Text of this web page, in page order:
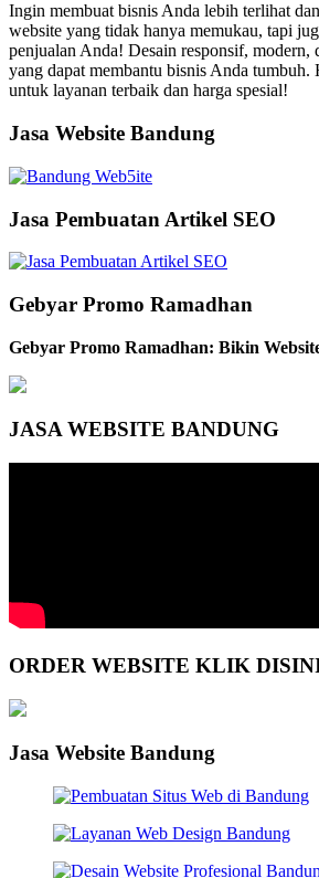
Ingin membuat bisnis Anda lebih terlihat
website yang tidak hanya memukau, tapi
penjualan Anda! Desain responsif, modern,
yang dapat membantu bisnis Anda tumbuh.
untuk layanan terbaik dan harga spesial!
Jasa Website Bandung
Jasa Pembuatan Artikel SEO
Gebyar Promo Ramadhan
Gebyar Promo Ramadhan: Bikin
JASA WEBSITE BANDUNG
ORDER WEBSITE KLIK
Jasa Website Bandung